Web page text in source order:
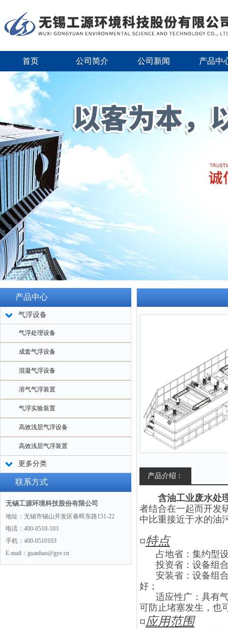
首页 公司简介 公司新闻 产品中
产品中心
气浮设备
气浮处理设备
成套气浮设备
混凝气浮设备
溶气气浮装置
气浮实验装置
高效浅层气浮设备
高效浅层气浮装置
更多分类
联系方式
无锡工源环境科技股份有限公司
地址：无锡市锡山开发区春晖东路151-22
电话：400-0510-103
手机：400-0510103
E-mail：guanhao@gye.cn
产品介绍：
含油工业废水处
者结合在一起而开发
中比重接近于水的油
¤特点
占地省：集约型
投资省：设备组
安装省：设备组
好；
适应性广：具有
可防止堵塞发生，也
¤应用范围